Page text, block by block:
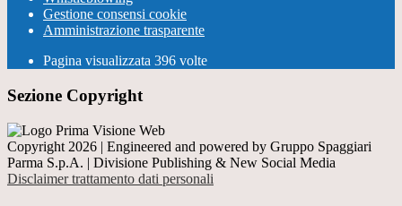
Gestione consensi cookie
Amministrazione trasparente
Pagina visualizzata 396 volte
Sezione Copyright
Copyright 2026 | Engineered and powered by Gruppo Spaggiari
Parma S.p.A. | Divisione Publishing & New Social Media
Disclaimer trattamento dati personali